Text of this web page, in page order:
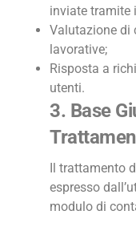
inviate tramite
Valutazione di
lavorative;
Risposta a
utenti.
3. Base
Il trattamento
espresso
modulo di